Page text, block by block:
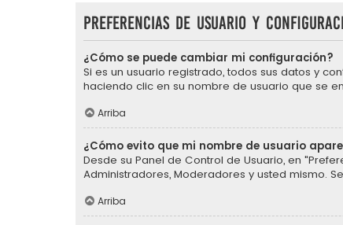
Preferencias de usuario y
¿Cómo se puede cambiar mi configuración?
Si es un usuario registrado, todos sus datos y
haciendo clic en su nombre de usuario que se
Arriba
¿Cómo evito que mi nombre de usuario
Desde su Panel de Control de Usuario, en
Administradores, Moderadores y usted mismo.
Arriba